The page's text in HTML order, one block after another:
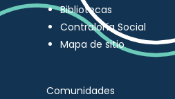
Bibliotecas
Contraloría Social
Mapa de sitio
Comunidades